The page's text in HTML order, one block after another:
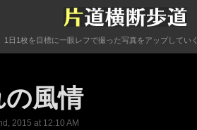
1日1枚を目標に一眼レフで撮った写真をアップしてい
風情
2015 at 12:10 AM